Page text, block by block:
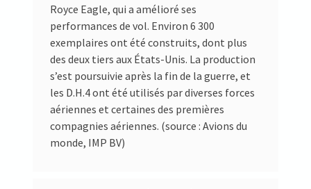
Royce Eagle, qui a amélioré ses
performances de vol. Environ 6 300
exemplaires ont été construits, dont plus
des deux tiers aux États-Unis. La production
s’est poursuivie après la fin de la guerre, et
les D.H.4 ont été utilisés par diverses forces
aériennes et certaines des premières
compagnies aériennes. (source : Avions du
monde, IMP BV)